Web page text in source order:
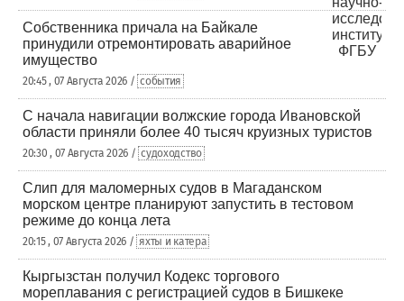
Собственника причала на Байкале
принудили отремонтировать аварийное
имущество
20:45 , 07 Августа 2026 / события
С начала навигации волжские города Ивановской
области приняли более 40 тысяч круизных туристов
20:30 , 07 Августа 2026 / судоходство
Слип для маломерных судов в Магаданском
морском центре планируют запустить в тестовом
режиме до конца лета
20:15 , 07 Августа 2026 / яхты и катера
Кыргызстан получил Кодекс торгового
мореплавания с регистрацией судов в Бишкеке